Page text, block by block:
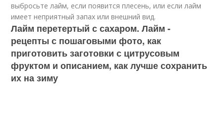
выбросьте лайм, если появится плесень, или если лайм
имеет неприятный запах или внешний вид.
Лайм перетертый с сахаром. Лайм -
рецепты с пошаговыми фото, как
приготовить заготовки с цитрусовым
фруктом и описанием, как лучше сохранить
их на зиму